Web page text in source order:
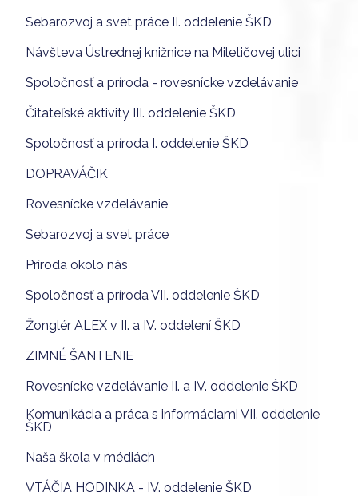
Sebarozvoj a svet práce II. oddelenie ŠKD
Návšteva Ústrednej knižnice na Miletičovej ulici
Spoločnosť a príroda - rovesnícke vzdelávanie
Čitateľské aktivity III. oddelenie ŠKD
Spoločnosť a príroda I. oddelenie ŠKD
DOPRAVÁČIK
Rovesnícke vzdelávanie
Sebarozvoj a svet práce
Príroda okolo nás
Spoločnosť a príroda VII. oddelenie ŠKD
Žonglér ALEX v II. a IV. oddelení ŠKD
ZIMNÉ ŠANTENIE
Rovesnícke vzdelávanie II. a IV. oddelenie ŠKD
Komunikácia a práca s informáciami VII. oddelenie
ŠKD
Naša škola v médiách
VTÁČIA HODINKA - IV. oddelenie ŠKD